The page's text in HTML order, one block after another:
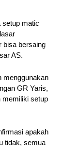
setup matic
bisa bersaing
AS.
menggunakan
GR Yaris,
memiliki setup
apakah
tidak, semua